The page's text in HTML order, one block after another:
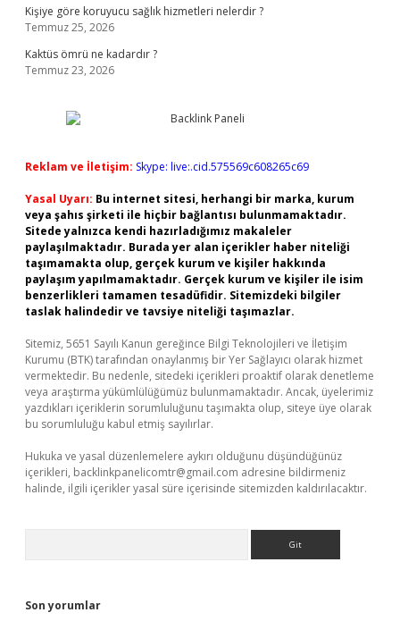
Kişiye göre koruyucu sağlık hizmetleri nelerdir ?
Temmuz 25, 2026
Kaktüs ömrü ne kadardır ?
Temmuz 23, 2026
Reklam ve İletişim: Skype: live:.cid.575569c608265c69
Yasal Uyarı: Bu internet sitesi, herhangi bir marka, kurum
veya şahıs şirketi ile hiçbir bağlantısı bulunmamaktadır.
Sitede yalnızca kendi hazırladığımız makaleler
paylaşılmaktadır. Burada yer alan içerikler haber niteliği
taşımamakta olup, gerçek kurum ve kişiler hakkında
paylaşım yapılmamaktadır. Gerçek kurum ve kişiler ile isim
benzerlikleri tamamen tesadüfidir. Sitemizdeki bilgiler
taslak halindedir ve tavsiye niteliği taşımazlar.
Sitemiz, 5651 Sayılı Kanun gereğince Bilgi Teknolojileri ve İletişim
Kurumu (BTK) tarafından onaylanmış bir Yer Sağlayıcı olarak hizmet
vermektedir. Bu nedenle, sitedeki içerikleri proaktif olarak denetleme
veya araştırma yükümlülüğümüz bulunmamaktadır. Ancak, üyelerimiz
yazdıkları içeriklerin sorumluluğunu taşımakta olup, siteye üye olarak
bu sorumluluğu kabul etmiş sayılırlar.
Hukuka ve yasal düzenlemelere aykırı olduğunu düşündüğünüz
içerikleri, backlinkpanelicomtr@gmail.com adresine bildirmeniz
halinde, ilgili içerikler yasal süre içerisinde sitemizden kaldırılacaktır.
Son yorumlar